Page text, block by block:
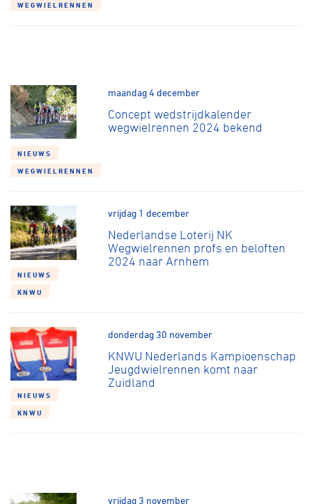
WEGWIELRENNEN
NIEUWS
WEGWIELRENNEN
maandag 4 december
Concept wedstrijdkalender
wegwielrennen 2024 bekend
NIEUWS
KNWU
vrijdag 1 december
Nederlandse Loterij NK
Wegwielrennen profs en beloften
2024 naar Arnhem
NIEUWS
KNWU
donderdag 30 november
KNWU Nederlands Kampioenschap
Jeugdwielrennen komt naar
Zuidland
vrijdag 3 november